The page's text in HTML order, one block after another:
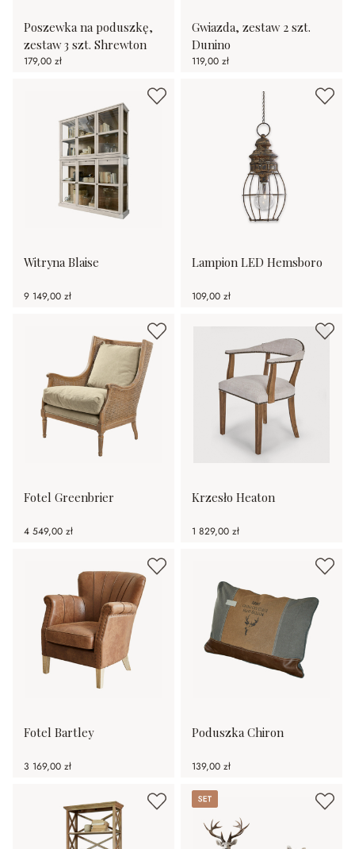
Poszewka na poduszkę,
zestaw 3 szt. Shrewton
179,00 zł
Gwiazda, zestaw 2 szt.
Dunino
119,00 zł
Witryna Blaise
9 149,00 zł
Lampion LED Hemsboro
109,00 zł
Fotel Greenbrier
4 549,00 zł
Krzesło Heaton
1 829,00 zł
Fotel Bartley
3 169,00 zł
Poduszka Chiron
139,00 zł
Set